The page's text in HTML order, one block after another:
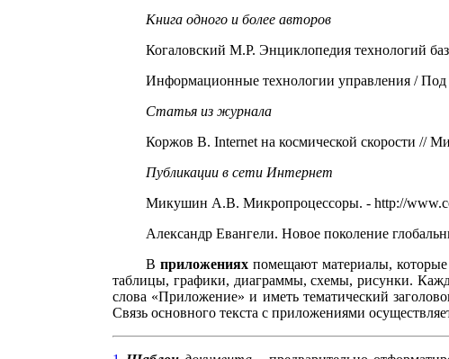
Книга одного и более авторов
Когаловский М.Р. Энциклопедия технологий
Информационные технологии управления /
Статья из журнала
Коржов В. Internet на космической скорости //
Публикации в сети Интернет
Микушин А.В. Микропроцессоры. - http://
Александр Евангели. Новое поколение
В приложенияхпомещают материалы, которые
таблицы, графики, диаграммы, схемы, рисунки.
слова «Приложение» и иметь тематический
Связь основного текста с приложениями